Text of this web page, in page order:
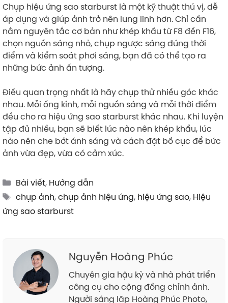
Chụp hiệu ứng sao starburst là một kỹ thuật thú vị, dễ
áp dụng và giúp ảnh trở nên lung linh hơn. Chỉ cần
nắm nguyên tắc cơ bản như khép khẩu từ F8 đến F16,
chọn nguồn sáng nhỏ, chụp ngược sáng đúng thời
điểm và kiểm soát phơi sáng, bạn đã có thể tạo ra
những bức ảnh ấn tượng.
Điều quan trọng nhất là hãy chụp thử nhiều góc khác
nhau. Mỗi ống kính, mỗi nguồn sáng và mỗi thời điểm
đều cho ra hiệu ứng sao starburst khác nhau. Khi luyện
tập đủ nhiều, bạn sẽ biết lúc nào nên khép khẩu, lúc
nào nên che bớt ánh sáng và cách đặt bố cục để bức
ảnh vừa đẹp, vừa có cảm xúc.
Categories
Bài viết, Hướng dẫn
Tags
chụp ảnh,chụp ảnh hiệu ứng, hiệu ứng sao, Hiệu
ứng sao starburst
Nguyễn Hoàng Phúc
Chuyên gia hậu kỳ và nhà phát triển
công cụ cho cộng đồng chỉnh ảnh.
Người sáng lập Hoàng Phúc Photo,